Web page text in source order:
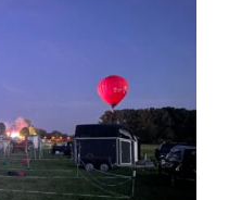
RoFlexs Zäune
Pony & Kleinpferde-
RoFlexs Basic 145